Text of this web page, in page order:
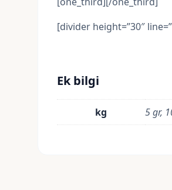
[divider height=”30″
Ek bilgi
kg 5 gr,